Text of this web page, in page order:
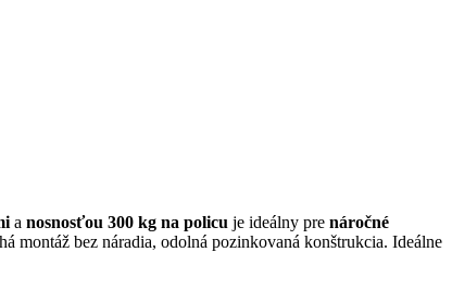
a nosnosťou 300 kg na policu je ideálny pre náročné
montáž bez náradia, odolná pozinkovaná konštrukcia. Ideálne